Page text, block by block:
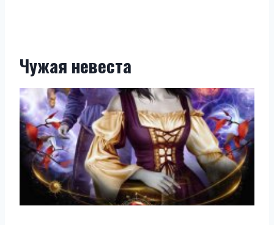
Чужая невеста